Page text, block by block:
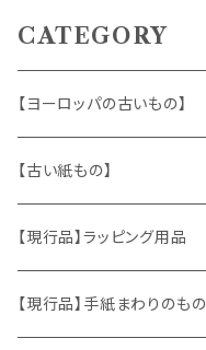
CATEGORY
【ヨーロッパの古いもの】
ヴィンテージアクセサリー
おもちゃ、ぬいぐるみ
くま、テディベア
ヴィンテージファブリック
【古い紙もの】
切手、FDC
ポストカード、カレンダー
【現行品】ラッピング用品
伝票、タグ、シール
【現行品】手紙まわりのもの